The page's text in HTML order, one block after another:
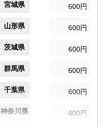
宮城県 600円
山形県 600円
茨城県 600円
群馬県 600円
千葉県 600円
神奈川県 600円